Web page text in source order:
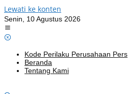
Lewati ke konten
Senin, 10 Agustus 2026
Kode Perilaku Perusahaan Pers
Beranda
Tentang Kami